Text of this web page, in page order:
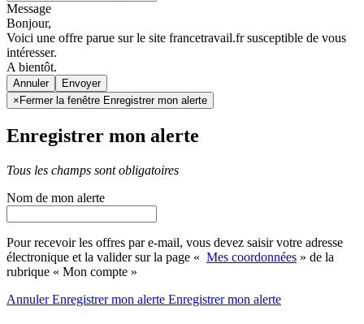
Message
Bonjour,
Voici une offre parue sur le site francetravail.fr susceptible de vous
intéresser.
A bientôt.
Annuler
× Fermer la fenêtre Enregistrer mon alerte
Enregistrer mon alerte
Tous les champs sont obligatoires
Nom de mon alerte
Pour recevoir les offres par e-mail, vous devez saisir votre adresse
électronique et la valider sur la page « Mes coordonnées » de la
rubrique « Mon compte »
AnnulerEnregistrer mon alerte Enregistrermon alerte